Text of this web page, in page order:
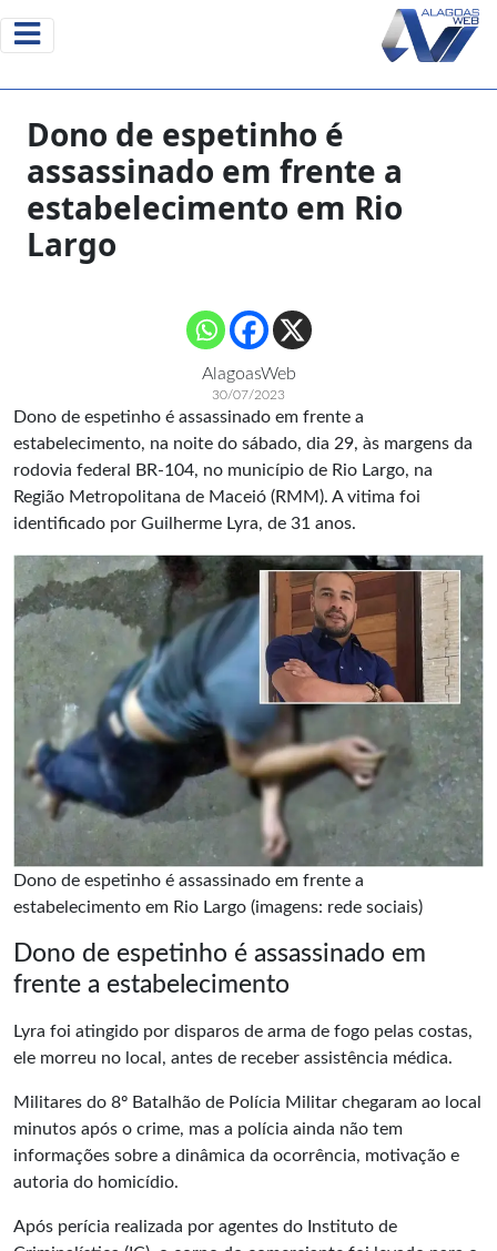
Dono de espetinho é
assassinado em frente a
estabelecimento em Rio
Largo
AlagoasWeb
30/07/2023
Dono de espetinho é assassinado em frente a
estabelecimento, na noite do sábado, dia 29, às margens da
rodovia federal BR-104, no município de Rio Largo, na
Região Metropolitana de Maceió (RMM). A vitima foi
identificado por Guilherme Lyra, de 31 anos.
Dono de espetinho é assassinado em frente a
estabelecimento em Rio Largo (imagens: rede sociais)
Dono de espetinho é assassinado em
frente a estabelecimento
Lyra foi atingido por disparos de arma de fogo pelas costas,
ele morreu no local, antes de receber assistência médica.
Militares do 8º Batalhão de Polícia Militar chegaram ao local
minutos após o crime, mas a polícia ainda não tem
informações sobre a dinâmica da ocorrência, motivação e
autoria do homicídio.
Após perícia realizada por agentes do Instituto de